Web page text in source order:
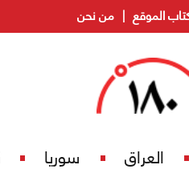
الموقع من نحن
العراق سوريا